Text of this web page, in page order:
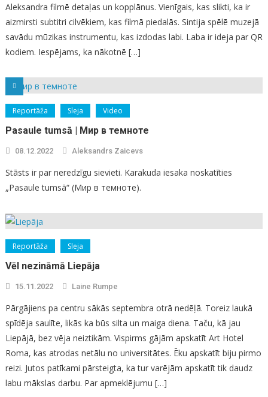
Aleksandra filmē detaļas un kopplānus. Vienīgais, kas slikti, ka ir
aizmirsti subtitri cilvēkiem, kas filmā piedalās. Sintija spēlē muzejā
savādu mūzikas instrumentu, kas izdodas labi. Laba ir ideja par QR
kodiem. Iespējams, ka nākotnē […]
Reportāža Sleja Video
Pasaule tumsā | Мир в темноте
08.12.2022 Aleksandrs Zaicevs
Stāsts ir par neredzīgu sievieti. Karakuda iesaka noskatīties
„Pasaule tumsā“ (Мир в темноте).
Reportāža Sleja
Vēl nezināmā Liepāja
15.11.2022 Laine Rumpe
Pārgājiens pa centru sākās septembra otrā nedēļā. Toreiz laukā
spīdēja saulīte, likās ka būs silta un maiga diena. Taču, kā jau
Liepājā, bez vēja neiztikām. Vispirms gājām apskatīt Art Hotel
Roma, kas atrodas netālu no universitātes. Ēku apskatīt biju pirmo
reizi. Jutos patīkami pārsteigta, ka tur varējām apskatīt tik daudz
labu mākslas darbu. Par apmeklējumu […]